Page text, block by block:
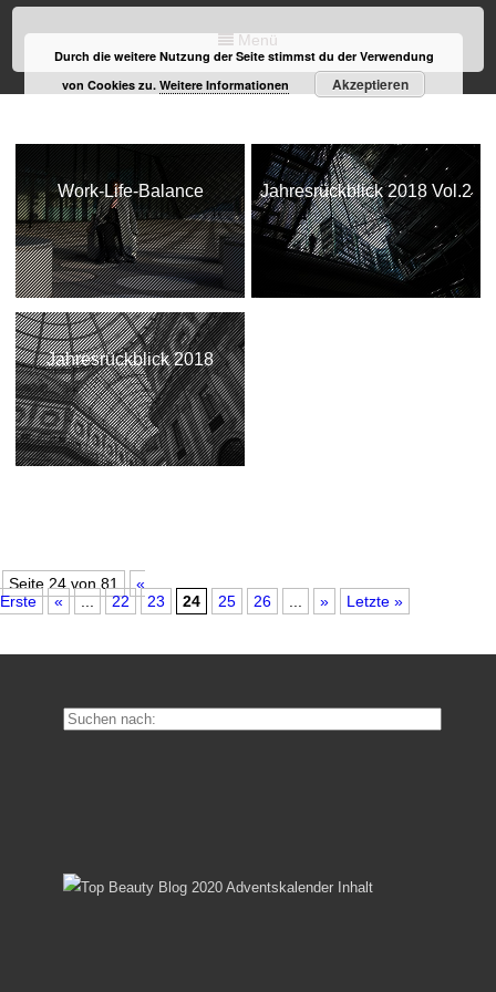
Menü
Work-Life-Balance Jahresrückblick 2018 Vol.2
Jahresrückblick 2018
Seite 24 von 81
«
Erste
« ... 22 23 24 25 26 » Letzte »
Durch die weitere Nutzung der Seite stimmst du der Verwendung
von Cookies zu.Weitere Informationen Akzeptieren